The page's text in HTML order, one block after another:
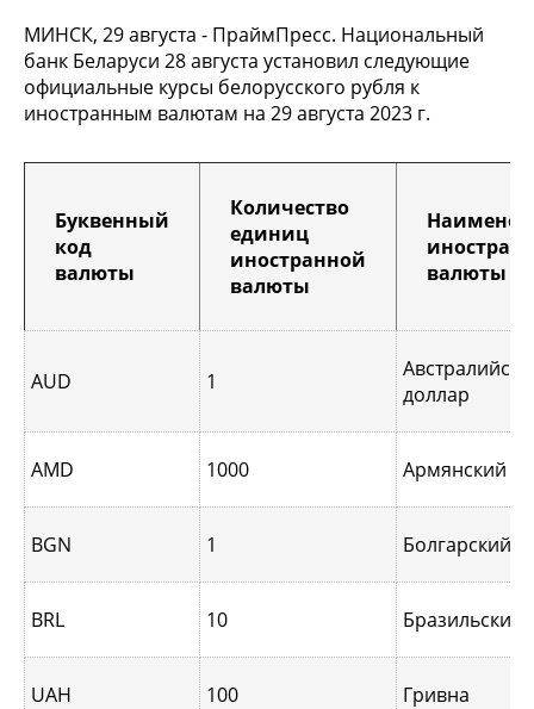
МИНСК, 29 августа - ПраймПресс. Национальный
банк Беларуси 28 августа установил следующие
официальные курсы белорусского рубля к
иностранным валютам на 29 августа 2023 г.
Буквенный
код
валюты
Количество
единиц
иностранной
валюты
валюты
AUD 1
доллар
AMD 1000 Армянский
BGN 1 Болгарский
BRL 10 Бразильский
UAH 100 Гривна